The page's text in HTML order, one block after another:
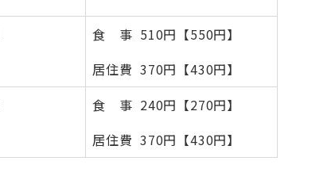
食 事 510円【550円】
居住費 370円【430円】
食 事 240円【270円】
居住費 370円【430円】